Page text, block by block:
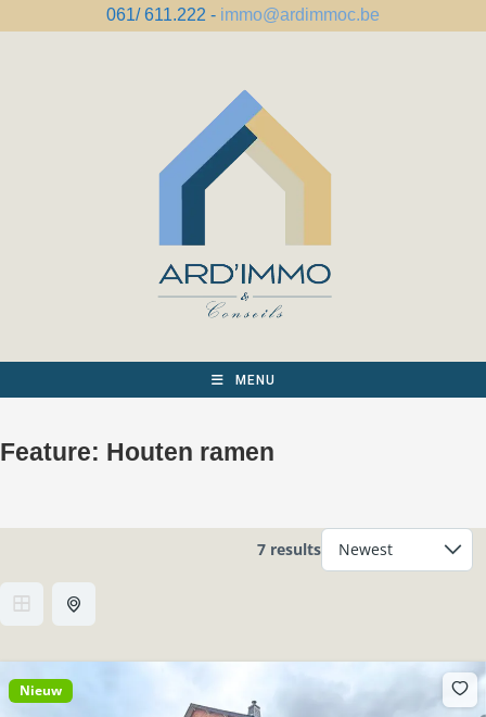
061/ 611.222 - immo@ardimmoc.be
MENU
Feature: Houten ramen
7 results
Nieuw